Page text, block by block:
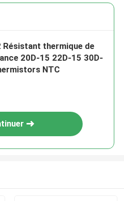
Résistant thermique de
20D-15 22D-15 30D-
NTC